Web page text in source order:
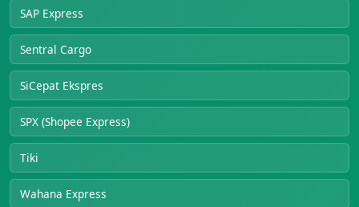
SAP Express
Sentral Cargo
SiCepat Ekspres
SPX (Shopee Express)
Tiki
Wahana Express